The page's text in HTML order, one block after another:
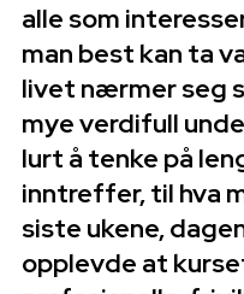
alle som
man best kan ta
livet nærmer seg
mye verdifull
lurt å tenke på
inntreffer, til hva
siste ukene,
opplevde at